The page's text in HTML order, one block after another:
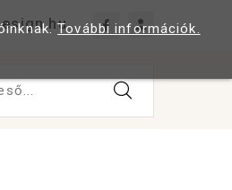
További információk.